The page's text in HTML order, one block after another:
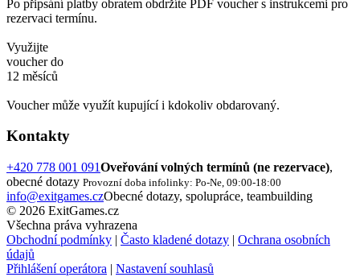
Po připsání platby obratem obdržíte PDF voucher s instrukcemi pro
rezervaci termínu.
Využijte
voucher do
12 měsíců
Voucher může využít kupující i kdokoliv obdarovaný.
Kontakty
+420 778 001 091Oveřování volných termínů (ne rezervace),
obecné dotazy Provozní doba infolinky: Po-Ne, 09:00-18:00
info@exitgames.czObecné dotazy, spolupráce, teambuilding
© 2026 ExitGames.cz
Všechna práva vyhrazena
Obchodní podmínky | Často kladené dotazy | Ochrana osobních
údajů
Přihlášení operátora | Nastavení souhlasů